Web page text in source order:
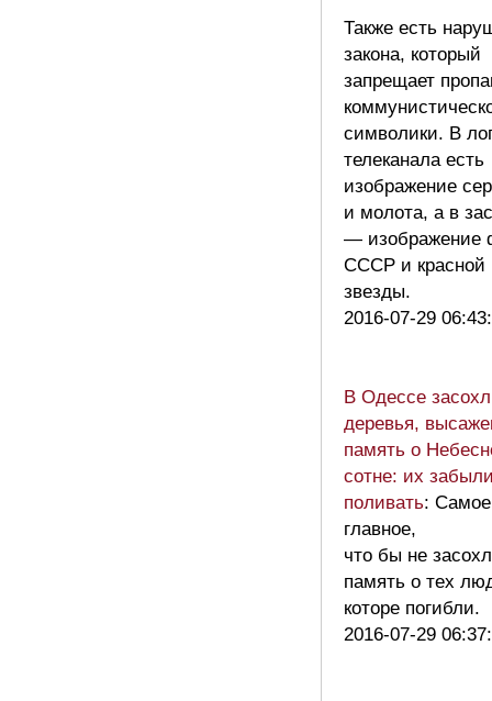
Также есть
закона, который
запрещает
символики. В
телеканала есть
изображение
и молота, а в
— изображение
СССР и красной
звезды.
2016-07-29
В Одессе
деревья,
память о
сотне: их
поливать: Самое
главное,
что бы не
память о тех
которе погибли.
2016-07-29